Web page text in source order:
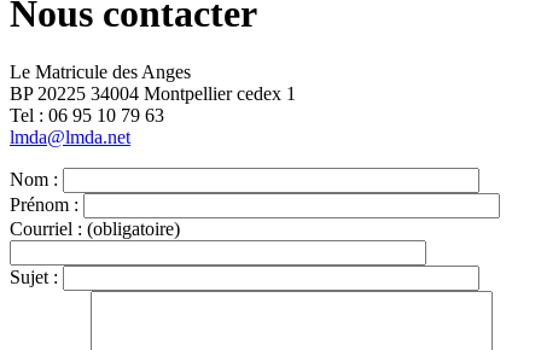
Nous contacter
Le Matricule des Anges
BP 20225 34004 Montpellier cedex 1
Tel : ‭06 95 10 79 63
lmda@lmda.net
Nom :
Prénom :
Courriel : (obligatoire)
Sujet :